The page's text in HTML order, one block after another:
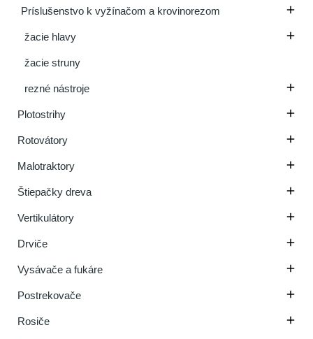
Príslušenstvo k vyžínačom a krovinorezom 
žacie hlavy 
žacie struny
rezné nástroje 
Plotostrihy 
Rotovátory 
Malotraktory 
Štiepačky dreva 
Vertikulátory 
Drviče 
Vysávače a fukáre 
Postrekovače 
Rosiče 